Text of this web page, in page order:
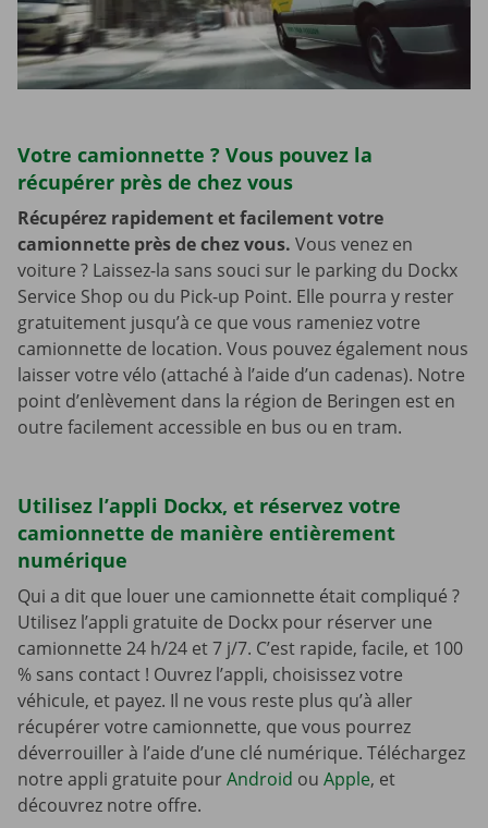
Votre camionnette ? Vous pouvez la
récupérer près de chez vous
Récupérez rapidement et facilement votre
camionnette près de chez vous. Vous venez en
voiture ? Laissez-la sans souci sur le parking du Dockx
Service Shop ou du Pick-up Point. Elle pourra y rester
gratuitement jusqu’à ce que vous rameniez votre
camionnette de location. Vous pouvez également nous
laisser votre vélo (attaché à l’aide d’un cadenas). Notre
point d’enlèvement dans la région de Beringen est en
outre facilement accessible en bus ou en tram.
Utilisez l’appli Dockx, et réservez votre
camionnette de manière entièrement
numérique
Qui a dit que louer une camionnette était compliqué ?
Utilisez l’appli gratuite de Dockx pour réserver une
camionnette 24 h/24 et 7 j/7. C’est rapide, facile, et 100
% sans contact ! Ouvrez l’appli, choisissez votre
véhicule, et payez. Il ne vous reste plus qu’à aller
récupérer votre camionnette, que vous pourrez
déverrouiller à l’aide d’une clé numérique. Téléchargez
notre appli gratuite pourAndroid ou Apple, et
découvrez notre offre.